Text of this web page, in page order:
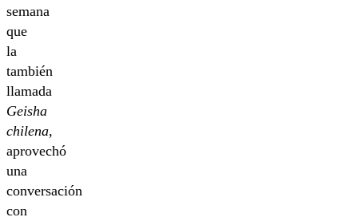
semana
que
la
también
llamada
Geisha
chilena,
aprovechó
una
conversación
con